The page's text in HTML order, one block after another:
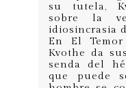
su tutela,
sobre la
idiosincrasia
En El
Kvothe da
senda del
que puede